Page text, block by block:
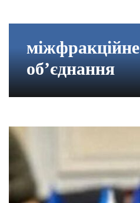
міжфракційне
об’єднання